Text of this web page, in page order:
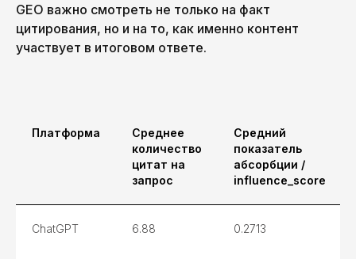
GEO важно смотреть не только на факт
цитирования, но и на то, как именно контент
участвует в итоговом ответе.
Платформа
Среднее
количество
цитат на
запрос
Средний
показатель
абсорбции /
influence_score
ChatGPT 6.88 0.2713